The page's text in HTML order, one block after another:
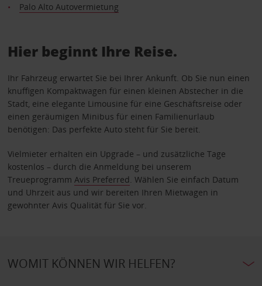
Palo Alto Autovermietung
Hier beginnt Ihre Reise.
Ihr Fahrzeug erwartet Sie bei Ihrer Ankunft. Ob Sie nun einen
knuffigen Kompaktwagen für einen kleinen Abstecher in die
Stadt, eine elegante Limousine für eine Geschäftsreise oder
einen geräumigen Minibus für einen Familienurlaub
benötigen: Das perfekte Auto steht für Sie bereit.
Vielmieter erhalten ein Upgrade – und zusätzliche Tage
kostenlos – durch die Anmeldung bei unserem
Treueprogramm Avis Preferred . Wählen Sie einfach Datum
und Uhrzeit aus und wir bereiten Ihren Mietwagen in
gewohnter Avis Qualität für Sie vor.
WOMIT KÖNNEN WIR HELFEN?